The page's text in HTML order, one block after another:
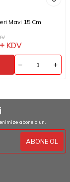
Mavi 15 Cm
KDV
abone olun.
ABONE OL